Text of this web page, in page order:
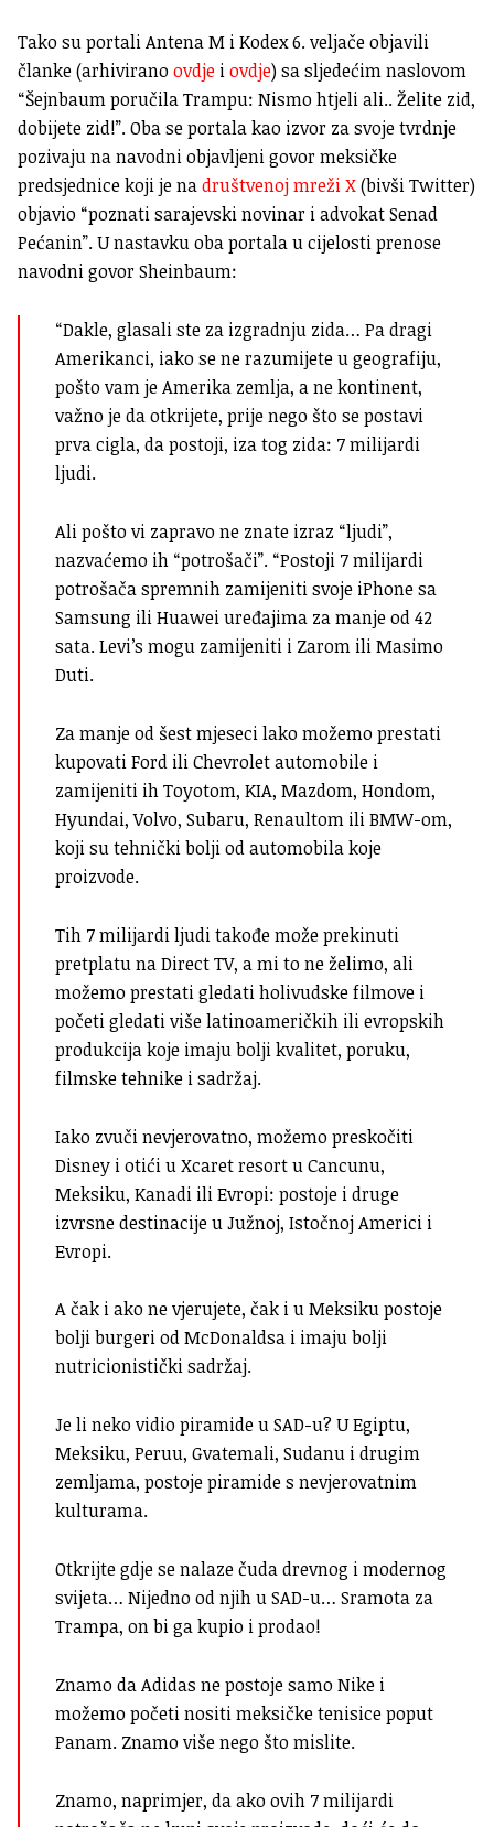
Tako su portali Antena M i Kodex 6. veljače objavili
članke (arhiviranoovdje iovdje) sa sljedećim naslovom
“Šejnbaum poručila Trampu: Nismo htjeli ali.. Želite zid,
dobijete zid!”. Oba se portala kao izvor za svoje tvrdnje
pozivaju na navodni objavljeni govor meksičke
predsjednice koji je nadruštvenoj mreži X(bivši Twitter)
objavio “poznati sarajevski novinar i advokat Senad
Pećanin”. U nastavku oba portala u cijelosti prenose
navodni govor Sheinbaum:
“Dakle, glasali ste za izgradnju zida… Pa dragi
Amerikanci, iako se ne razumijete u geografiju,
pošto vam je Amerika zemlja, a ne kontinent,
važno je da otkrijete, prije nego što se postavi
prva cigla, da postoji, iza tog zida: 7 milijardi
ljudi.
Ali pošto vi zapravo ne znate izraz “ljudi”,
nazvaćemo ih “potrošači”. “Postoji 7 milijardi
potrošača spremnih zamijeniti svoje iPhone sa
Samsung ili Huawei uređajima za manje od 42
sata. Levi’s mogu zamijeniti i Zarom ili Masimo
Duti.
Za manje od šest mjeseci lako možemo prestati
kupovati Ford ili Chevrolet automobile i
zamijeniti ih Toyotom, KIA, Mazdom, Hondom,
Hyundai, Volvo, Subaru, Renaultom ili BMW-om,
koji su tehnički bolji od automobila koje
proizvode.
Tih 7 milijardi ljudi takođe može prekinuti
pretplatu na Direct TV, a mi to ne želimo, ali
možemo prestati gledati holivudske filmove i
početi gledati više latinoameričkih ili evropskih
produkcija koje imaju bolji kvalitet, poruku,
filmske tehnike i sadržaj.
Iako zvuči nevjerovatno, možemo preskočiti
Disney i otići u Xcaret resort u Cancunu,
Meksiku, Kanadi ili Evropi: postoje i druge
izvrsne destinacije u Južnoj, Istočnoj Americi i
Evropi.
A čak i ako ne vjerujete, čak i u Meksiku postoje
bolji burgeri od McDonaldsa i imaju bolji
nutricionistički sadržaj.
Je li neko vidio piramide u SAD-u? U Egiptu,
Meksiku, Peruu, Gvatemali, Sudanu i drugim
zemljama, postoje piramide s nevjerovatnim
kulturama.
Otkrijte gdje se nalaze čuda drevnog i modernog
svijeta… Nijedno od njih u SAD-u… Sramota za
Trampa, on bi ga kupio i prodao!
Znamo da Adidas ne postoje samo Nike i
možemo početi nositi meksičke tenisice poput
Panam. Znamo više nego što mislite.
Znamo, naprimjer, da ako ovih 7 milijardi